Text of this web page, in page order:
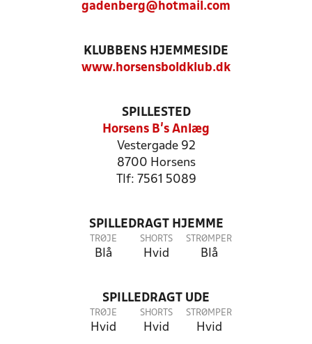
gadenberg@hotmail.com
KLUBBENS HJEMMESIDE
www.horsensboldklub.dk
SPILLESTED
Horsens B's Anlæg
Vestergade 92
8700 Horsens
Tlf: 7561 5089
SPILLEDRAGT HJEMME
TRØJE
Blå
SHORTS
Hvid
STRØMPER
Blå
SPILLEDRAGT UDE
TRØJE
Hvid
SHORTS
Hvid
STRØMPER
Hvid